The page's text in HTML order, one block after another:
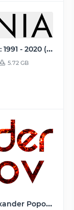
Katatonia (Sweden) / Дискография: 1991 - 2020 (43 Releases) / MP3 192 - 320 Kbps
5.72 GB
Alexander Popov Discography / Alexander Popov Дискография (2 Albums, 4 Compilations, 67 Singles) - 2007-2020, FLAC (tracks, track+.cue, image), lossless